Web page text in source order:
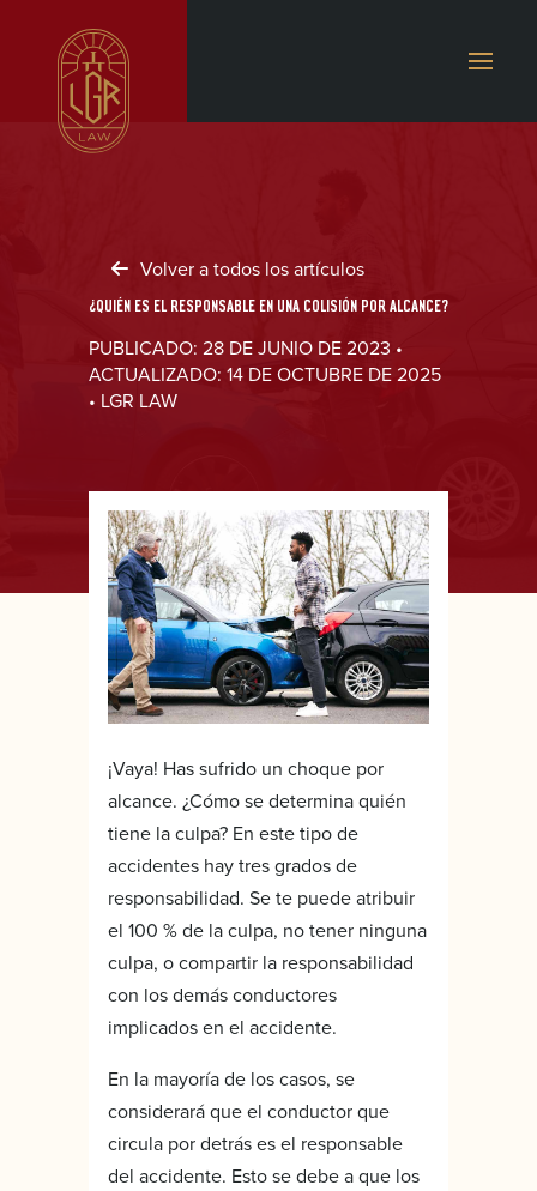
Volver a todos los artículos
¿QUIÉN ES EL RESPONSABLE EN UNA COLISIÓN POR ALCANCE?
PUBLICADO: 28 DE JUNIO DE 2023 •
ACTUALIZADO: 14 DE OCTUBRE DE 2025
• LGR LAW
¡Vaya! Has sufrido un choque por
alcance. ¿Cómo se determina quién
tiene la culpa? En este tipo de
accidentes hay tres grados de
responsabilidad. Se te puede atribuir
el 100 % de la culpa, no tener ninguna
culpa, o compartir la responsabilidad
con los demás conductores
implicados en el accidente.
En la mayoría de los casos, se
considerará que el conductor que
circula por detrás es el responsable
del accidente. Esto se debe a que los